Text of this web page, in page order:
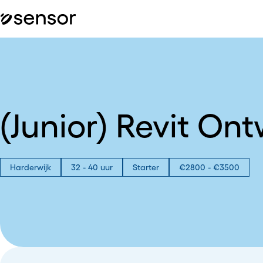
(Junior) Revit
Harderwijk 32 - 40 uur Starter €2800 - €3500